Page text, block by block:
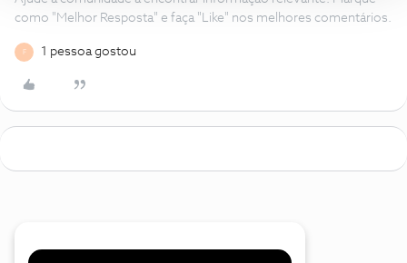
como "Melhor Resposta" e faça "Like" nos melhores comentários.
F 1 pessoa gostou